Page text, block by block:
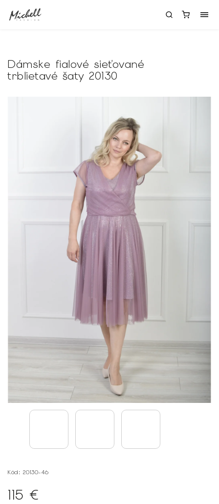
Dámske fialové sieťované
trblietavé šaty 20130
Kód: 20130-46
115 €